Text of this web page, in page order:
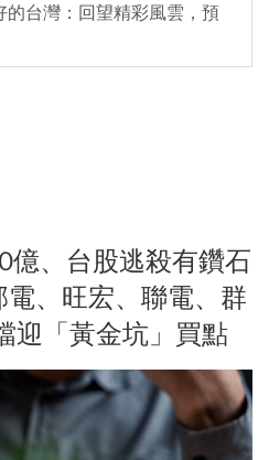
台灣：回望精彩風雲，預
億、台股逃殺有鑽石
、旺宏、聯電、群
「黃金坑」買點